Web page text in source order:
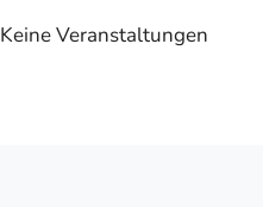
Keine Veranstaltungen